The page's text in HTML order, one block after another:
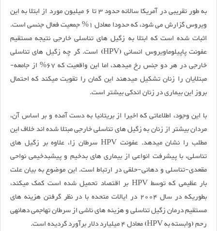
به طور تقریبی در آمریکا سالانه حدود 3 تا 6 میلیون مورد از ابتلا به این
ویروس گزارش می شود، که حدودا معادل 1% جمعیت فعال جنسی است.
اثبات شده است که ابتلا به زگیل های تناسلی خارجی نتیجه­ مستقیم
عفونت پاپیلوماویروس انسانی (HPV) است. گر چه زگیل ­های تناسلی
خارجی در هر دو جنس رخ می­دهد، اما این واقعیت که 67% از جامعه­
مبتلایان را زنان تشکیل می­دهند این گمان را تقویت می­کند که احتمال
بروز این بیماری در زنان اندکی بیش­تر است.
با این وجود، اطلاعاتی که اخیرا از بریتانیا به دست آمده و بر اساس آن،
مردان بیشتر از زنان به زگیل­ های تناسلی خارجی مبتلا شده­ اند خلاف این
مطلب را نشان می­دهد. عفونت HPV سرطان­ زا، علاوه بر زگیل­ های
تناسلی، با پیشرفت انواعی از بیماری های بدخیم و پیش­بدخیمی نواحی
مقعدی-تناسلی و دهانی-حلقی در ارتباط است. این موضوع به بیان علت
بار عظیمی که توسط HPV بر اقتصاد تحمیل شده است کمک می­کند،
بطوریکه در سال 2004 در ایالات متحده با در نظر گرفتن هزینه ­های
مستقیم درمان زگیل تناسلی و هزینه­ های ناشی از سرطان تهاجمی دهانه­ی
رحم (وابسته به HPV) معادل 4 میلیارد دلار برآورد گردیده است.